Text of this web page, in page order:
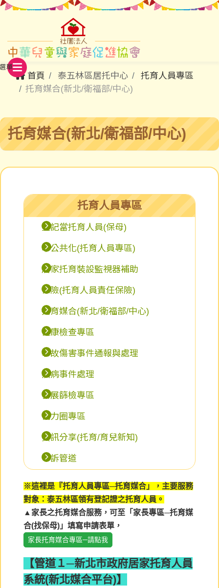
首頁 泰五林區居托中心
托育人員專區
托育媒合(新北/衛福部/中心)
托育媒合(新北/衛福部/中心)
托育人員專區
登記當托育人員(保母)
準公共化(托育人員專區)
居家托育裝設監視器補助
保險(托育人員責任保險)
托育媒合(新北/衛福部/中心)
健康檢查專區
事故傷害事件通報與處理
疾病事件處理
發展篩檢專區
協力圈專區
資訊分享(托育/育兒新知)
申訴管道
※這裡是『托育人員專區─托育媒合」，主要服務
對象：泰五林區領有登記證之托育人員。
▲家長之托育媒合服務，可至「家長專區─托育媒
合(找保母)」填寫申請表單，
家長托育媒合專區─請點我
【管道１─新北市政府居家托育人員
系統(新北媒合平台)】